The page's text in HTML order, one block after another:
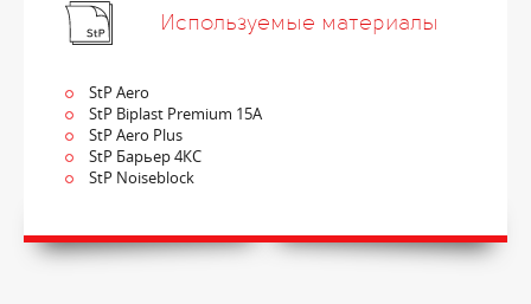
Используемые материалы
StP Aero
StP Biplast Premium 15A
StP Aero Plus
StP Барьер 4КС
StP Noiseblock